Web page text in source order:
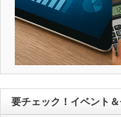
要チェック！イベント